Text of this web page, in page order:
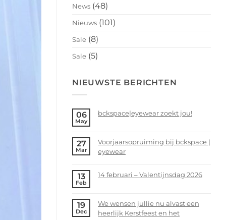
News (48)
Nieuws (101)
Sale (8)
Sale (5)
NIEUWSTE BERICHTEN
06
May
bckspace|eyewear zoekt jou!
on
bckspace|eyewear
jou!
27
Mar
Voorjaarsopruiming bij bckspace |
eyewear
Comments
bij
bckspace
13
Feb
14 februari – Valentijnsdag 2026
on
14
19
Dec
We wensen jullie nu alvast een
heerlijk Kerstfeest en het